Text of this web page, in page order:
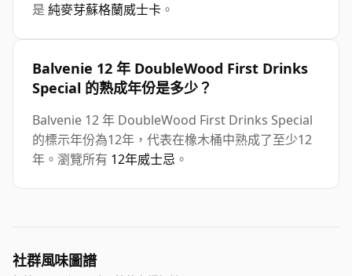
是 純麥芽蘇格蘭威士卡 。
Balvenie 12 年 DoubleWood First Drinks
Special 的熟成年份是多少？
Balvenie 12 年 DoubleWood First Drinks Special
的標示年份為12年，代表在橡木桶中熟成了至少12
年。瀏覽所有 12年威士忌 。
社群風味圖譜